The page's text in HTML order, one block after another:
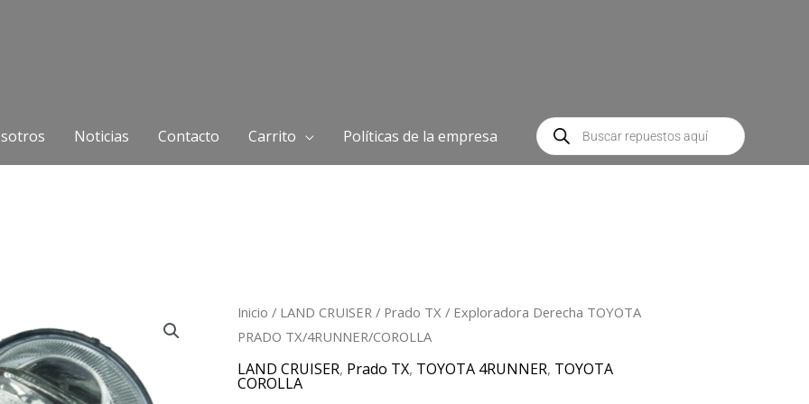
Noticias Contacto Carrito Políticas de la empresa
Búsqueda
de
productos
Inicio / LAND CRUISER / Prado TX / Exploradora Derecha TOYOTA
PRADO TX/4RUNNER/COROLLA
LAND CRUISER, Prado TX, TOYOTA 4RUNNER, TOYOTA
COROLLA
Exploradora
Derecha
TOYOTA
PRADO